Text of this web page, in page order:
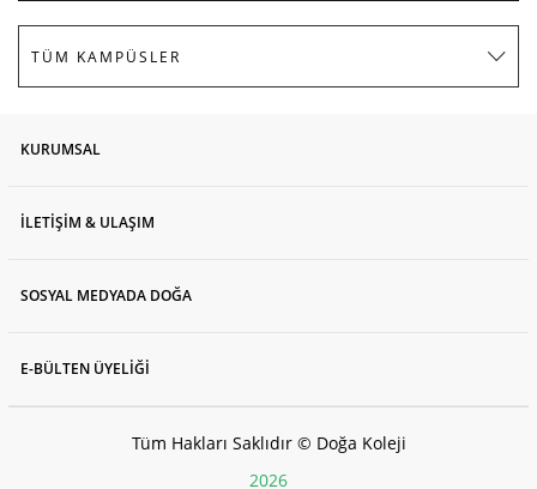
KURUMSAL
İLETİŞİM & ULAŞIM
SOSYAL MEDYADA DOĞA
E-BÜLTEN ÜYELİĞİ
Tüm Hakları Saklıdır © Doğa Koleji
2026